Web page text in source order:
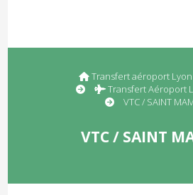
Transfert aéroport
Transfert Aéroport
VTC / SAINT
VTC / SAINT